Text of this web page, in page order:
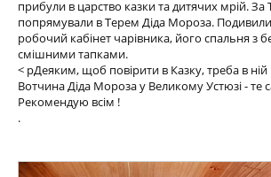
прибули в царство казки та дитячих мрій.
попрямували в Терем Діда Мороза.
робочий кабінет чарівника, його спальня з
смішними тапками.
< pДеяким, щоб повірити в Казку, треба в ній
Вотчина Діда Мороза у Великому Устюзі - те
Рекомендую всім !
.